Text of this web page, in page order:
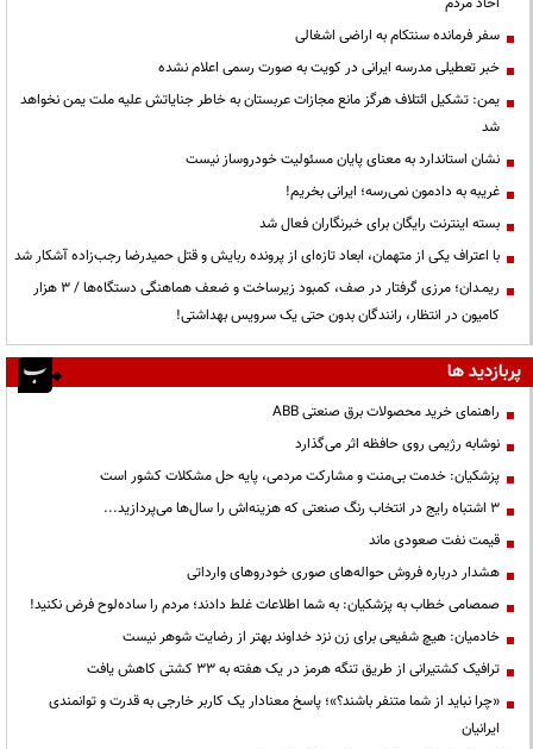
سفر فرمانده سنتکام به اراضی اشغالی
خبر تعطیلی مدرسه ایرانی در کویت به صورت رسمی اعلام نشده
یمن: تشکیل ائتلاف هرگز مانع مجازات عربستان به خاطر جنایاتش علیه ملت یمن نخواهد
شد
نشان استاندارد به معنای پایان مسئولیت خودروساز نیست
غریبه به دادمون نمی‌رسه؛ ایرانی بخریم!
بسته اینترنت رایگان برای خبرنگاران فعال شد
با اعتراف یکی از متهمان، ابعاد تازه‌ای از پرونده ربایش و قتل حمیدرضا رجب‌زاده آشکار شد
ریمـدان؛ مرزی گرفتار در صف، کمبود زیرساخت و ضعف هماهنگی دستگاه‌ها / ۳ هزار
کامیون در انتظار، رانندگان بدون حتی یک سرویس بهداشتی!
پربازدید ها
راهنمای خرید محصولات برق صنعتی ABB
نوشابه رژیمی روی حافظه اثر می‌گذارد
پزشکیان: خدمت بی‌منت و مشارکت مردمی، پایه حل مشکلات کشور است
3 اشتباه رایج در انتخاب رنگ صنعتی که هزینه‌اش را سال‌ها می‌پردازید...
قیمت نفت صعودی ماند
هشدار درباره فروش حواله‌های صوری خودروهای وارداتی
صمصامی خطاب به پزشکیان: به شما اطلاعات غلط دادند؛ مردم را ساده‌لوح فرض نکنید!
خادمیان: هیچ شفیعی برای زن نزد خداوند بهتر از رضایت شوهر نیست
ترافیک کشتیرانی از طریق تنگه هرمز در یک هفته به ۳۳ کشتی کاهش یافت
«چرا نباید از شما متنفر باشند؟»؛ پاسخ معنادار یک کاربر خارجی به قدرت و توانمندی
ایرانیان